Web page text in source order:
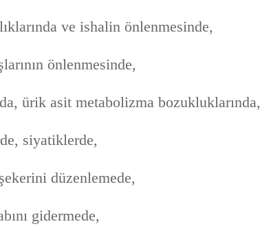
ve ishalin önlenmesinde,
önlenmesinde,
ürik asit metabolizma bozukluklarında,
siyatiklerde,
düzenlemede,
gidermede,